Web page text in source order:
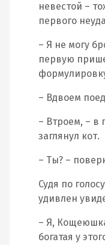
невестой –
первого
– Я не могу
первую
– Вдвоем
– Втроем, – в
заглянул кот.
– Ты? –
Судя по
удивлен
– Я,
богатая у